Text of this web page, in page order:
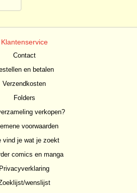
Klantenservice
Contact
en betalen
Verzendkosten
Folders
verkopen?
voorwaarden
vind je wat je zoekt
comics en manga
Privacyverklaring
wenslijst